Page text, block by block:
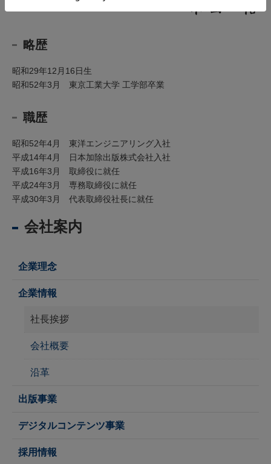
略歴
昭和29年12月16日生
昭和52年3月 東京工業大学 工学部卒業
職歴
昭和52年4月 東洋エンジニアリング入社
平成14年4月 日本加除出版株式会社入社
平成16年3月 取締役に就任
平成24年3月 専務取締役に就任
平成30年3月 代表取締役社長に就任
会社案内
企業理念
企業情報
社長挨拶
会社概要
沿革
出版事業
デジタルコンテンツ事業
採用情報